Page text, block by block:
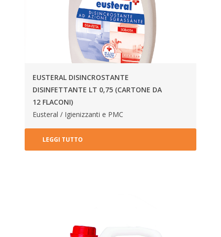
EUSTERAL DISINCROSTANTE
DISINFETTANTE LT 0,75 (CARTONE DA
12 FLACONI)
Eusteral / Igienizzanti e PMC
LEGGI TUTTO